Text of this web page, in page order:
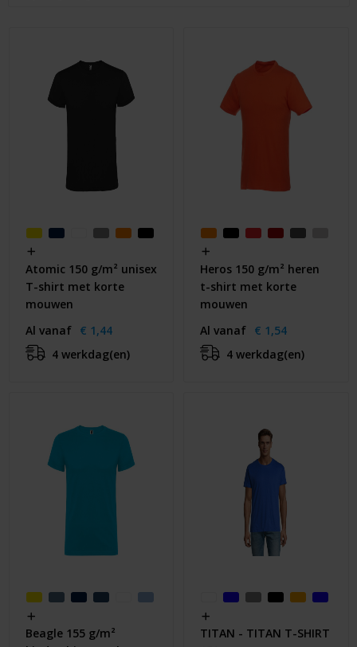
Outdoor & Vrije Tijd
Auto & Veiligheid
Gezondheid & Verzorging
Paraplu's
Atomic 150 g/m² unisex
T-shirt met korte
mouwen
Al vanaf € 1,44
4 werkdag(en)
Heros 150 g/m² heren
t-shirt met korte
mouwen
Al vanaf € 1,54
4 werkdag(en)
Beagle 155 g/m²
TITAN - TITAN T-SHIRT